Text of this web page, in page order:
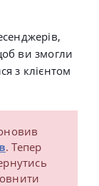
ви змогли
з клієнтом
. Тепер